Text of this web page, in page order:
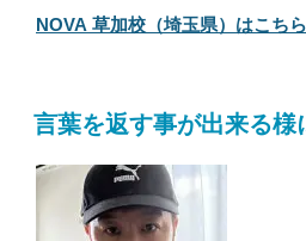
NOVA 草加校（埼玉県）はこち
言葉を返す事が出来る様